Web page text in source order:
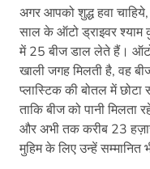
अगर आपको शुद्ध हवा
साल के ऑटो ड्राइवर श्याम
में 25 बीज डाल लेते हैं।
खाली जगह मिलती है, वह
प्लास्टिक की बोतल में
ताकि बीज को पानी
और अभी तक करीब 23
मुहिम के लिए उन्हें सम्मानित